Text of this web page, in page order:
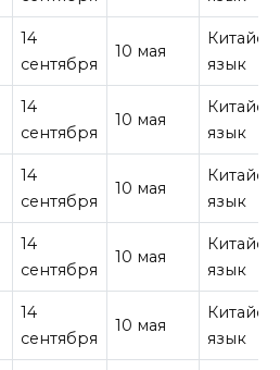
14
сентября
10 мая
язык
14
сентября
10 мая
язык
14
сентября
10 мая
язык
14
сентября
10 мая
язык
14
сентября
10 мая
язык